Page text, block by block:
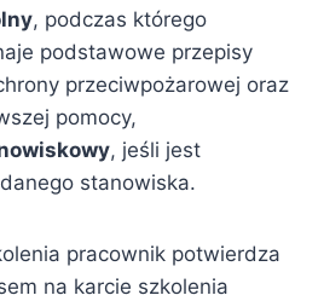
, podczas którego
podstawowe przepisy
przeciwpożarowej oraz
pomocy,
, jeśli jest
stanowiska.
pracownik potwierdza
na karcie szkolenia